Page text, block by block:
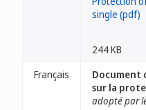
244 KB
Français
Document
sur la
adopté par